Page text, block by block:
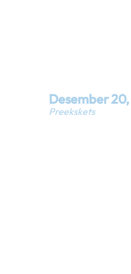
Desember20,
Preekskets